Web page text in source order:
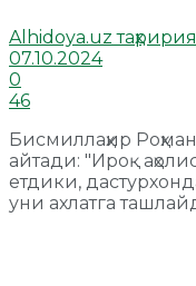
Alhidoya.uz
07.10.2024
0
46
Бисмиллаҳир
айтади: "Ироқ
етдики,
уни ахлатга